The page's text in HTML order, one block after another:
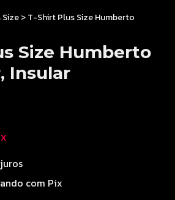
>T-Shirt Plus Size Humberto
Size Humberto
Insular
com Pix